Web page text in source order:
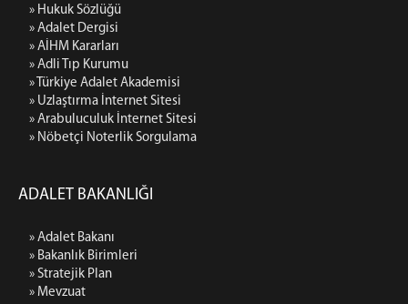
» Hukuk Sözlüğü
» Adalet Dergisi
» AİHM Kararları
» Adli Tıp Kurumu
» Türkiye Adalet Akademisi
» Uzlaştırma İnternet Sitesi
» Arabuluculuk İnternet Sitesi
» Nöbetçi Noterlik Sorgulama
ADALET BAKANLIĞI
» Adalet Bakanı
» Bakanlık Birimleri
» Stratejik Plan
» Mevzuat